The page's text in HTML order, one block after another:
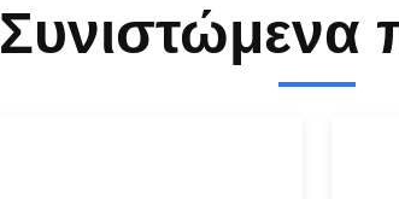
Συνιστώμενα